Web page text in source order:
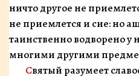
ничто другое не
не прием­лется и сие: но
таинственно водво­рено у
многими другими
Святый разумеет славословие, произносимое в